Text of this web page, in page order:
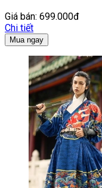
Giá bán: 699.000đ
Chi tiết
Mua ngay